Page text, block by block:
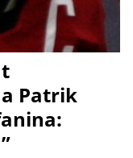
Patrik